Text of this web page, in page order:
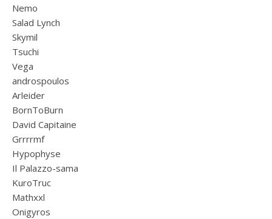
Nemo
Salad Lynch
Skymil
Tsuchi
Vega
androspoulos
Arleider
BornToBurn
David Capitaine
Grrrrmf
Hypophyse
Il Palazzo-sama
KuroTruc
Mathxxl
Onigyros